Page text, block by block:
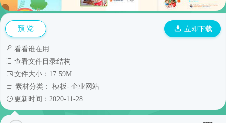
预 览 立即下载
看看谁在用
查看文件目录结构
文件大小：17.59M
素材分类： 模板- 企业网站
更新时间：2020-11-28